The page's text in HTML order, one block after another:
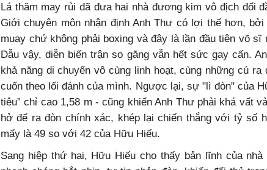
Lá thăm may rủi đã đưa hai nhà đương kim vô địch đối
Giới chuyên môn nhận định Anh Thư có lợi thế hơn,
muay chứ không phải boxing và đây là lần đầu tiên võ
Dẫu vậy, diễn biến trận so găng vẫn hết sức gay cấn.
khả năng di chuyển vô cùng linh hoạt, cùng những cú
cuốn theo lối đánh của mình. Ngược lại, sự "lì đòn" của
tiêu” chỉ cao 1,58 m - cũng khiến Anh Thư phải khá vất
hở để ra đòn chính xác, khép lại chiến thắng với tỷ số
mấy là 49 so với 42 của Hữu Hiếu.